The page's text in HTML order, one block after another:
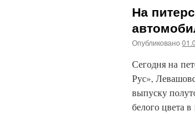
На
Опубликовано
Сегодня на
Рус»,
выпуску
белого цвета